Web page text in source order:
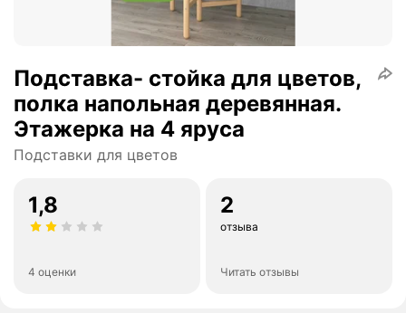
Подставка- стойка для цветов,
полка напольная деревянная.
Этажерка на 4 яруса
Подставки для цветов
1,8
4 оценки
2
отзыва
Читать отзывы